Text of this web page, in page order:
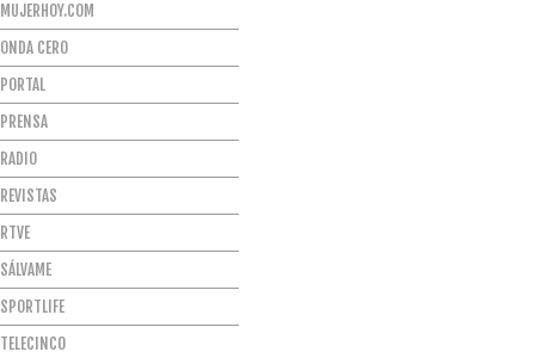
MUJERHOY.COM
ONDA CERO
PORTAL
PRENSA
RADIO
REVISTAS
RTVE
SÁLVAME
SPORTLIFE
TELECINCO